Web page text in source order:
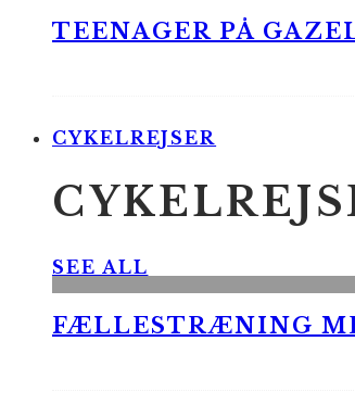
TEENAGER PÅ
CYKELREJSER
SEE ALL
FÆLLESTRÆNING